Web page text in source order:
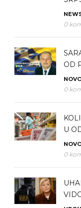
0
OD
0
U
0